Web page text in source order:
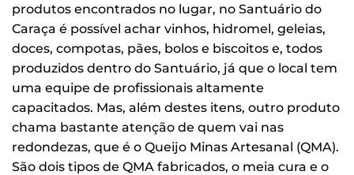
produtos encontrados no lugar, no Santuário do
Caraça é possível achar vinhos, hidromel, geleias,
doces, compotas, pães, bolos e biscoitos e, todos
produzidos dentro do Santuário, já que o local tem
uma equipe de profissionais altamente
capacitados. Mas, além destes itens, outro produto
chama bastante atenção de quem vai nas
redondezas, que é o Queijo Minas Artesanal (QMA).
São dois tipos de QMA fabricados, o meia cura e o